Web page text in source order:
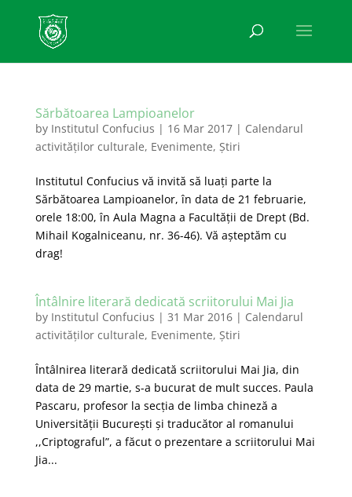
Sărbătoarea Lampioanelor
by Institutul Confucius | 16 Mar 2017| Calendarul
activităților culturale, Evenimente, Știri
Institutul Confucius vă invită să luați parte la
Sărbătoarea Lampioanelor, în data de 21 februarie,
orele 18:00, în Aula Magna a Facultății de Drept (Bd.
Mihail Kogalniceanu, nr. 36-46). Vă așteptăm cu
drag!
Întâlnire literară dedicată scriitorului Mai Jia
by Institutul Confucius | 31 Mar 2016| Calendarul
activităților culturale, Evenimente, Știri
Întâlnirea literară dedicată scriitorului Mai Jia, din
data de 29 martie, s-a bucurat de mult succes. Paula
Pascaru, profesor la secția de limba chineză a
Universității București și traducător al romanului
,,Criptograful”, a făcut o prezentare a scriitorului Mai
Jia...